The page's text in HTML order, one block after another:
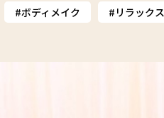
ボディメイク リラックス